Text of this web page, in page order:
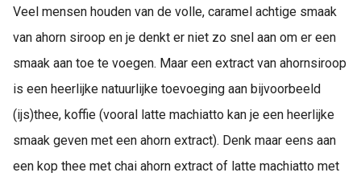
Veel mensen houden van de volle, caramel achtige smaak
van ahorn siroop en je denkt er niet zo snel aan om er een
smaak aan toe te voegen. Maar een extract van ahornsiroop
is een heerlijke natuurlijke toevoeging aan bijvoorbeeld
(ijs)thee, koffie (vooral latte machiatto kan je een heerlijke
smaak geven met een ahorn extract). Denk maar eens aan
een kop thee met chai ahorn extract of latte machiatto met